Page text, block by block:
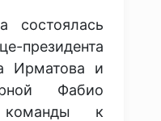
состоялась
президента
Ирматова и
Фабио
команды к